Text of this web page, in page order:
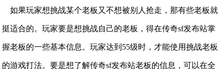
如果玩家想挑战某个老板又不想被别人抢走，那有些老板就
挺适合的。玩家要是想挑战自己的老板，得在传奇sf发布站掌
握老板的一些基本信息。玩家达到55级时，才能使用挑战老板
的游戏打法。要是想了解传奇sf发布站老板的信息，可以在全